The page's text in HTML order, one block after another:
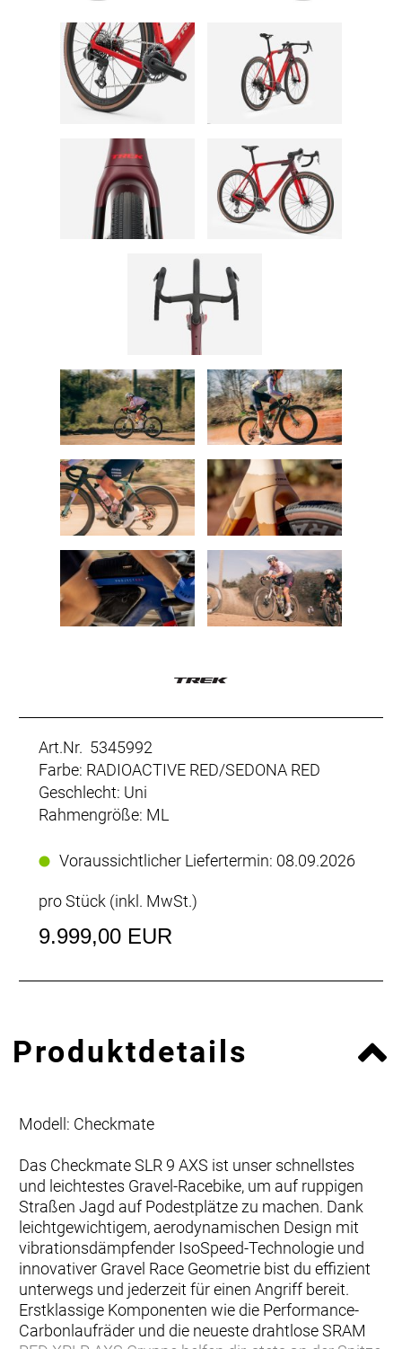
Art.Nr. 5345992
Farbe: RADIOACTIVE RED/SEDONA RED
Geschlecht: Uni
Rahmengröße: ML
Voraussichtlicher Liefertermin: 08.09.2026
pro Stück (inkl. MwSt.)
9.999,00 EUR
Produktdetails
Modell: Checkmate
Das Checkmate SLR 9 AXS ist unser schnellstes
und leichtestes Gravel-Racebike, um auf ruppigen
Straßen Jagd auf Podestplätze zu machen. Dank
leichtgewichtigem, aerodynamischen Design mit
vibrationsdämpfender IsoSpeed-Technologie und
innovativer Gravel Race Geometrie bist du effizient
unterwegs und jederzeit für einen Angriff bereit.
Erstklassige Komponenten wie die Performance-
Carbonlaufräder und die neueste drahtlose SRAM